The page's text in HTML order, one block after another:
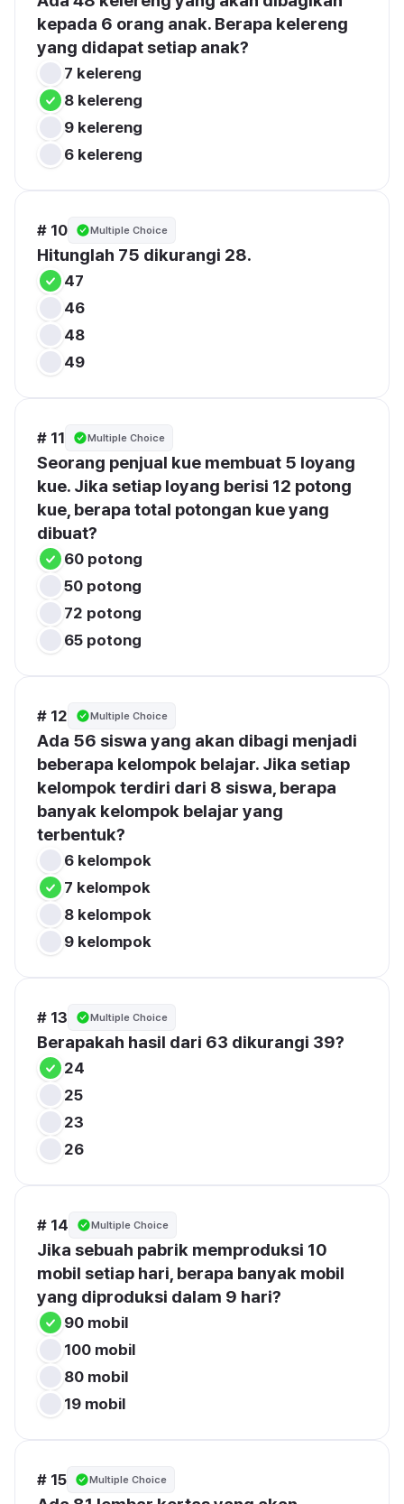
kepada 6 orang anak. Berapa kelereng
yang didapat setiap anak?
7 kelereng
8 kelereng
9 kelereng
6 kelereng
# 10 Multiple Choice
Hitunglah 75 dikurangi 28.
47
46
48
49
# 11 Multiple Choice
Seorang penjual kue membuat 5 loyang
kue. Jika setiap loyang berisi 12 potong
kue, berapa total potongan kue yang
dibuat?
60 potong
50 potong
72 potong
65 potong
# 12 Multiple Choice
Ada 56 siswa yang akan dibagi menjadi
beberapa kelompok belajar. Jika setiap
kelompok terdiri dari 8 siswa, berapa
banyak kelompok belajar yang
terbentuk?
6 kelompok
7 kelompok
8 kelompok
9 kelompok
# 13 Multiple Choice
Berapakah hasil dari 63 dikurangi 39?
24
25
23
26
# 14 Multiple Choice
Jika sebuah pabrik memproduksi 10
mobil setiap hari, berapa banyak mobil
yang diproduksi dalam 9 hari?
90 mobil
100 mobil
80 mobil
19 mobil
# 15 Multiple Choice